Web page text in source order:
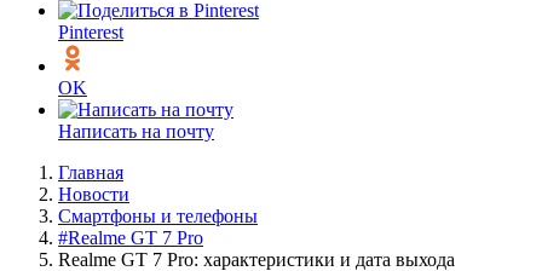
Pinterest
OK
Написать на почту
Главная
Новости
Смартфоны и телефоны
#Realme GT 7 Pro
Realme GT 7 Pro: характеристики и дата выхода